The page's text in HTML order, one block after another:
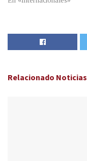
Relacionado Noticias